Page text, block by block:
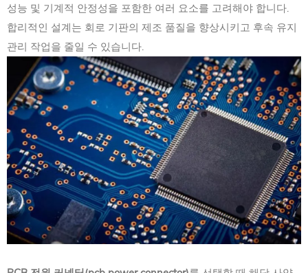
성능 및 기계적 안정성을 포함한 여러 요소를 고려해야 합니다.
합리적인 설계는 회로 기판의 제조 품질을 향상시키고 후속 유지
관리 작업을 줄일 수 있습니다.